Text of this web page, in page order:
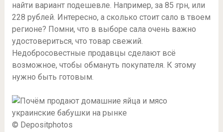
найти вариант подешевле. Например, за 85 грн, или
228 рублей. Интересно, а сколько стоит сало в твоем
регионе? Помни, что в выборе сала очень важно
удостовериться, что товар свежий.
Недобросовестные продавцы сделают всё
возможное, чтобы обмануть покупателя. К этому
нужно быть готовым.
© Depositphotos